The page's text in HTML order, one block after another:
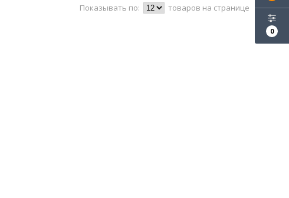
0
Показывать по: товаров на странице